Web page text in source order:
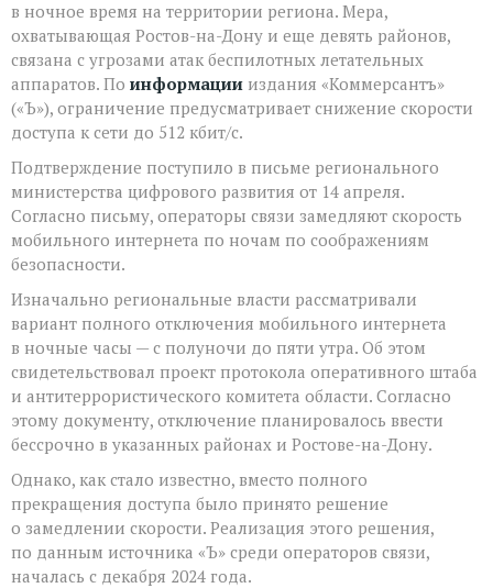
по
ночам
в
интересах
безопасности
в ночное время на территории региона. Мера,
охватывающая Ростов-на-Дону и еще девять районов,
связана с угрозами атак беспилотных летательных
аппаратов. По информации издания «Коммерсантъ»
(«Ъ»), ограничение предусматривает снижение скорости
доступа к сети до 512 кбит/с.
Подтверждение поступило в письме регионального
министерства цифрового развития от 14 апреля.
Согласно письму, операторы связи замедляют скорость
мобильного интернета по ночам по соображениям
безопасности.
Изначально региональные власти рассматривали
вариант полного отключения мобильного интернета
в ночные часы — с полуночи до пяти утра. Об этом
свидетельствовал проект протокола оперативного штаба
и антитеррористического комитета области. Согласно
этому документу, отключение планировалось ввести
бессрочно в указанных районах и Ростове-на-Дону.
Однако, как стало известно, вместо полного
прекращения доступа было принято решение
о замедлении скорости. Реализация этого решения,
по данным источника «Ъ» среди операторов связи,
началась с декабря 2024 года.